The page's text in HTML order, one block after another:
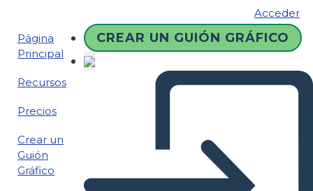
Acceder
Página
Principal
Recursos
Precios
Crear un
Guión
Gráfico
CREAR UN GUIÓN GRÁFICO